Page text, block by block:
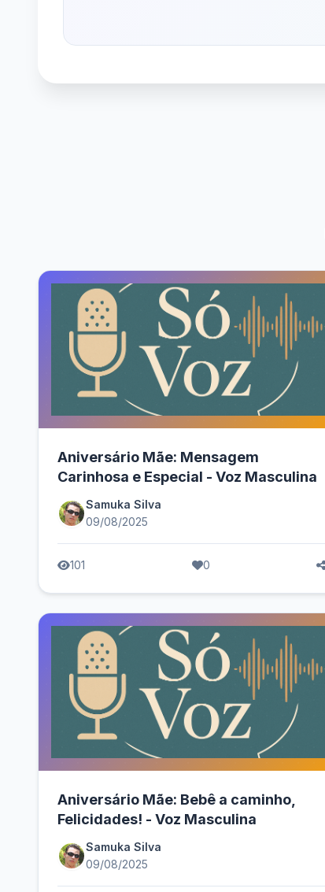
Aniversário Mãe: Mensagem
Carinhosa e Especial - Voz Masculina
Samuka Silva
09/08/2025
101 0
Aniversário Mãe: Bebê a caminho,
Felicidades! - Voz Masculina
Samuka Silva
09/08/2025